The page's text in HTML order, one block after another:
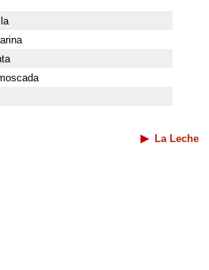
La Leche